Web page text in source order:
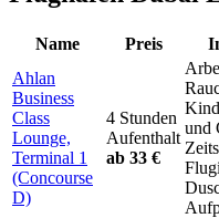
Name Preis
Ahlan
Business
Class
Lounge,
Terminal 1
(Concourse
D)
4 Stunden
Aufenthalt
ab 33 €
und